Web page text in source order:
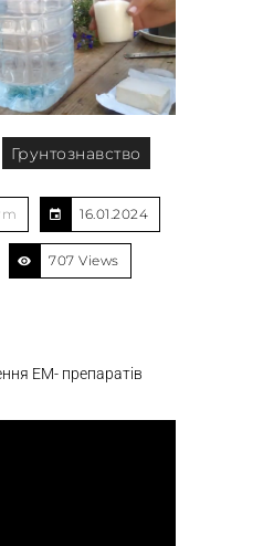
Грунтознавство
16.01.2024
707 Views
ЕМ- препаратів